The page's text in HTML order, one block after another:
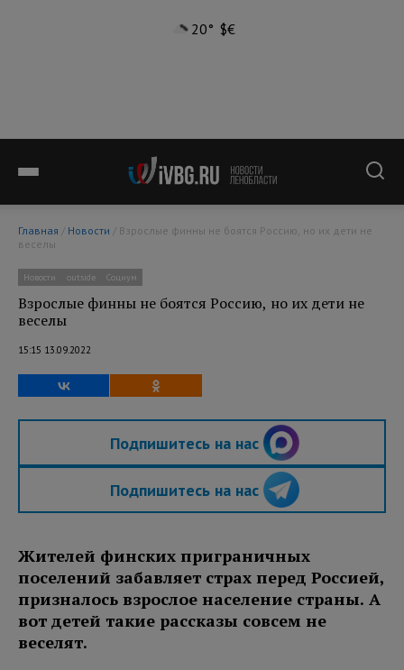
20° $€
Главная / Новости
веселы
Новости outside Социум
Взрослые финны не боятся Россию, но их дети не
веселы
15:15 13.09.2022
Подпишитесь на нас
Подпишитесь на нас
Жителей финских приграничных
поселений забавляет страх перед Россией,
призналось взрослое население страны. А
вот детей такие рассказы совсем не
веселят.